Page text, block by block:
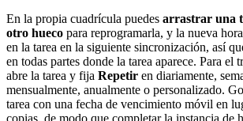
En la propia cuadrícula puedes arrastrar una
otro hueco para reprogramarla, y la nueva
en la tarea en la siguiente sincronización, así
en todas partes donde la tarea aparece. Para el
abre la tarea y fija Repetir en diariamente,
mensualmente, anualmente o personalizado.
tarea con una fecha de vencimiento móvil en